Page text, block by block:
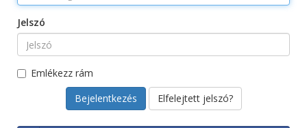
Jelszó
Emlékezz rám
Elfelejtett jelszó?